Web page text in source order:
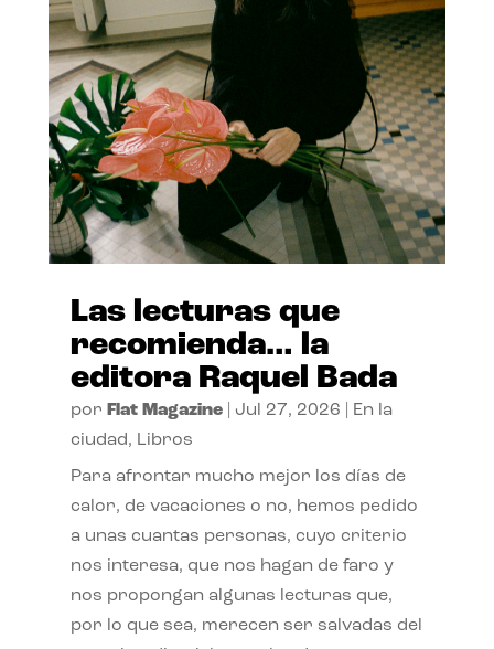
Las lecturas que
recomienda… la
editora Raquel Bada
por Flat Magazine| Jul 27, 2026
En la
ciudad, Libros
Para afrontar mucho mejor los días de
calor, de vacaciones o no, hemos pedido
a unas cuantas personas, cuyo criterio
nos interesa, que nos hagan de faro y
nos propongan algunas lecturas que,
por lo que sea, merecen ser salvadas del